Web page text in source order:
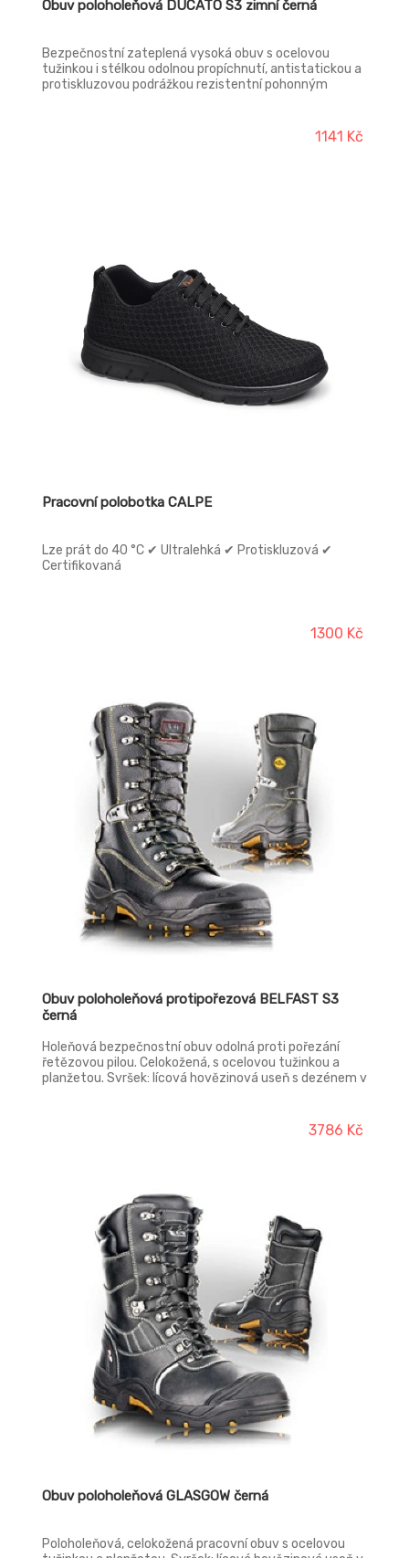
Obuv poloholeňová DUCATO S3 zimní černá
Bezpečnostní zateplená vysoká obuv s ocelovou
tužinkou i stélkou odolnou propíchnutí, antistatickou a
protiskluzovou podrážkou rezistentní pohonným
dvouhustotní polyuretan Podšívka: vlna Norma: EN ISO
1141 Kč
Pracovní polobotka CALPE
Lze prát do 40 °C ✔ Ultralehká ✔ Protiskluzová ✔
Certifikovaná
1300 Kč
Obuv poloholeňová protipořezová BELFAST S3
černá
Holeňová bezpečnostní obuv odolná proti pořezání
řetězovou pilou. Celokožená, s ocelovou tužinkou a
planžetou. Svršek: lícová hovězinová useň s dezénem v
E WR, EN 381-3 Provedení: S3 WR HRO SRC ANTICUT
LEVEL 1 - s ocelovou tužinkou a planžetou, hydrofobní,
protiřezná kevlarová mezipodšívka, šití kevlar
3786 Kč
Obuv poloholeňová GLASGOW černá
Poloholeňová, celokožená pracovní obuv s ocelovou